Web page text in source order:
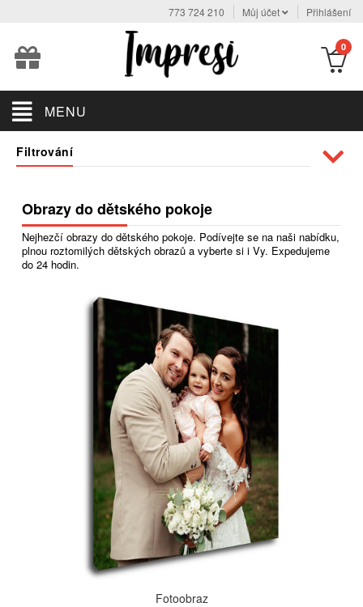
773 724 210 Můj účet Přihlášení
0
MENU
Filtrování
Obrazy do dětského pokoje
Nejhezčí obrazy do dětského pokoje. Podívejte se na naši nabídku,
plnou roztomilých dětských obrazů a vyberte si i Vy. Expedujeme
do 24 hodin.
Fotoobraz